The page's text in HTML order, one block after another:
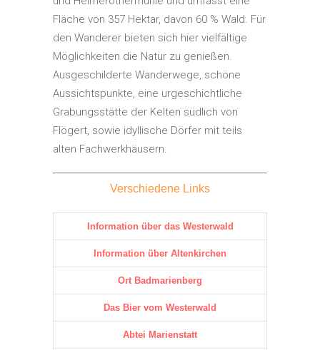
Fläche von 357 Hektar, davon 60 % Wald. Für
den Wanderer bieten sich hier vielfältige
Möglichkeiten die Natur zu genießen.
Ausgeschilderte Wanderwege, schöne
Aussichtspunkte, eine urgeschichtliche
Grabungsstätte der Kelten südlich von
Flögert, sowie idyllische Dörfer mit teils
alten Fachwerkhäusern.
Verschiedene Links
Information über das Westerwald
Information über Altenkirchen
Ort Badmarienberg
Das Bier vom Westerwald
Abtei Marienstatt